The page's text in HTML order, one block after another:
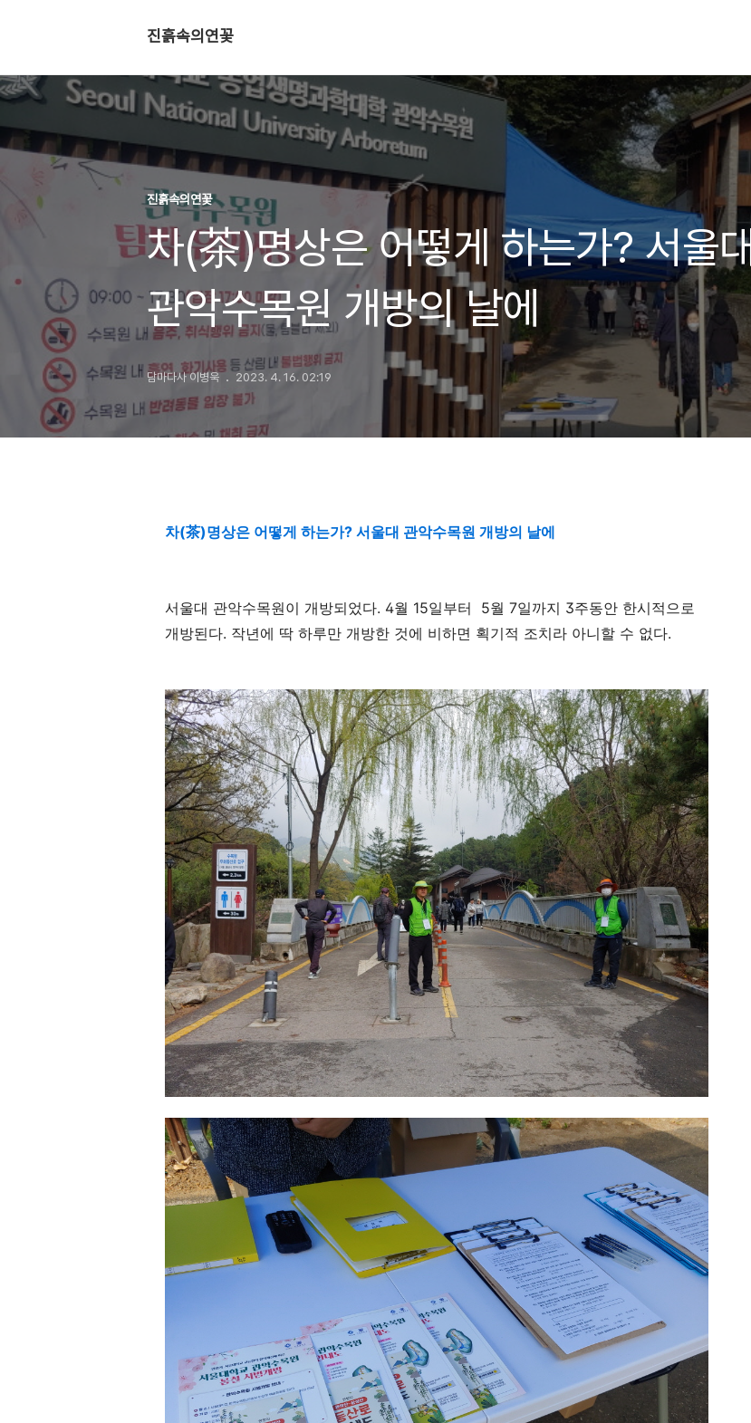
진흙속의연꽃
진흙속의연꽃
차(茶)명상은 어떻게 하는가? 서울대
관악수목원 개방의 날에
담마다사 이병욱 2023. 4. 16. 02:19
차(茶)명상은 어떻게 하는가? 서울대 관악수목원 개방의 날에
서울대 관악수목원이 개방되었다. 4월 15일부터 5월 7일까지 3주동안 한시적으로
개방된다. 작년에 딱 하루만 개방한 것에 비하면 획기적 조치라 아니할 수 없다.